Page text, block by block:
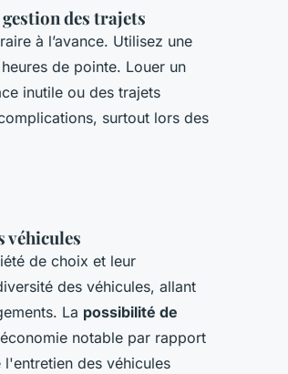
des trajets
à l’avance. Utilisez une
de pointe. Louer un
inutile ou des trajets
surtout lors des
véhicules
de choix et leur
des véhicules, allant
La possibilité de
notable par rapport
des véhicules